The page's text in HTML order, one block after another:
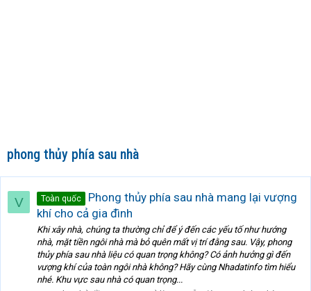
phong thủy phía sau nhà
V Toàn quốc
Phong thủy phía sau nhà mang lại vượng
khí cho cả gia đình
Khi xây nhà, chúng ta thường chỉ để ý đến các yếu tố như hướng
nhà, mặt tiền ngôi nhà mà bỏ quên mất vị trí đằng sau. Vậy, phong
thủy phía sau nhà liệu có quan trọng không? Có ảnh hưởng gì đến
vượng khí của toàn ngôi nhà không? Hãy cùng Nhadatinfo tìm hiểu
nhé. Khu vực sau nhà có quan trọng...